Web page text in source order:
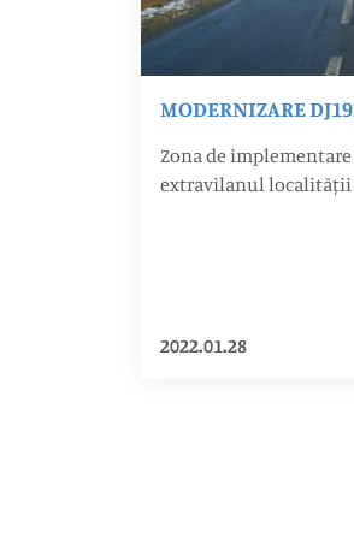
Zona de
extravilanul localității
2022.01.28